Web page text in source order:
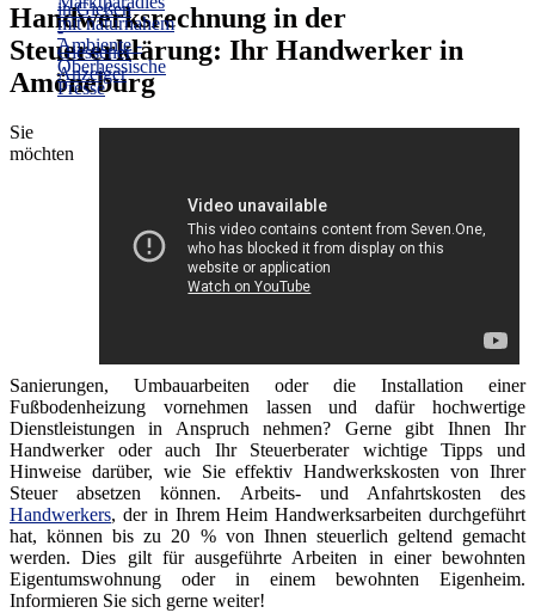
Handwerksrechnung in der
Steuererklärung: Ihr Handwerker in
Amöneburg
Sie
möchten
Sanierungen, Umbauarbeiten oder die Installation einer
Fußbodenheizung vornehmen lassen und dafür hochwertige
Dienstleistungen in Anspruch nehmen? Gerne gibt Ihnen Ihr
Handwerker oder auch Ihr Steuerberater wichtige Tipps und
Hinweise darüber, wie Sie effektiv Handwerkskosten von Ihrer
Steuer absetzen können. Arbeits- und Anfahrtskosten des
Handwerkers, der in Ihrem Heim Handwerksarbeiten durchgeführt
hat, können bis zu 20 % von Ihnen steuerlich geltend gemacht
werden. Dies gilt für ausgeführte Arbeiten in einer bewohnten
Eigentumswohnung oder in einem bewohnten Eigenheim.
Informieren Sie sich gerne weiter!